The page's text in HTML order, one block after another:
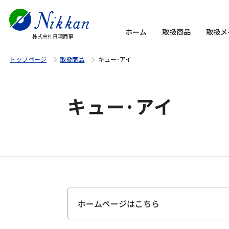
株式会社日環商事 ホーム 取扱商品 取扱
トップページ 取扱商品 キュー･アイ
キュー･アイ
ホームページはこちら